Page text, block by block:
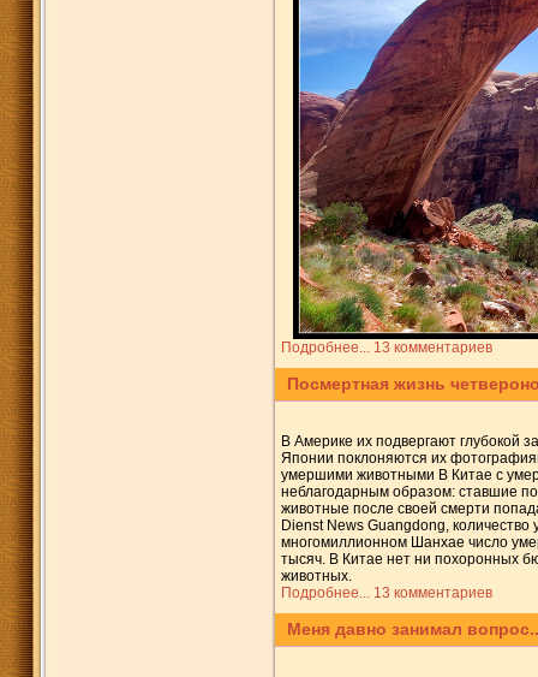
Подробнее... 13 комментариев
Посмертная жизнь
В Америке их подвергают глубокой
Японии поклоняются их
умершими животными В Китае с
неблагодарным образом: ставшие
животные после своей смерти
Dienst News Guangdong,
многомиллионном Шанхае число
тысяч. В Китае нет ни похоронных
животных.
Подробнее... 13 комментариев
Меня давно занимал